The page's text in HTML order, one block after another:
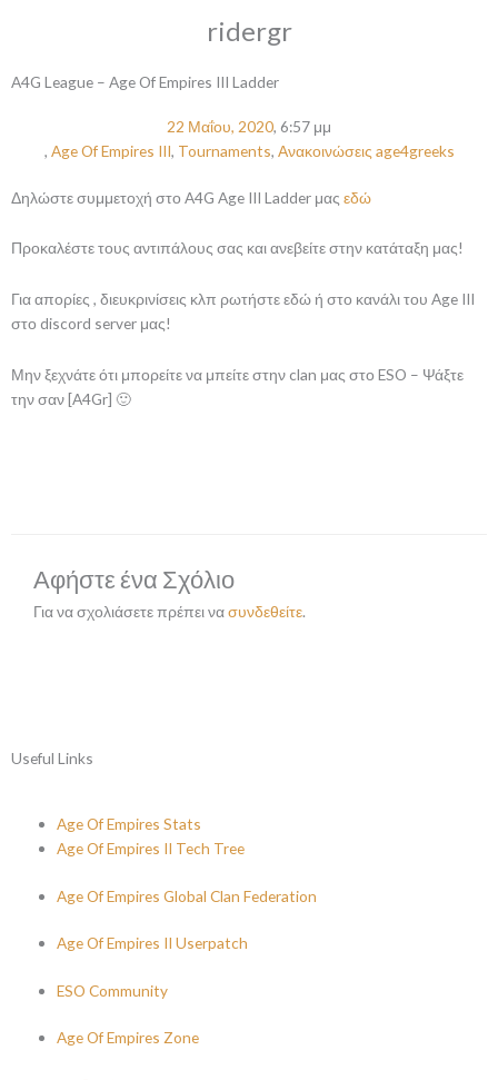
ridergr
A4G League – Age Of Empires III Ladder
22 Μαΐου, 2020, 6:57 μμ
, Age Of Empires III, Tournaments, Ανακοινώσεις age4greeks
Δηλώστε συμμετοχή στο A4G Age III Ladder μας εδώ
Προκαλέστε τους αντιπάλους σας και ανεβείτε στην κατάταξη μας!
Για απορίες , διευκρινίσεις κλπ ρωτήστε εδώ ή στο κανάλι του Age III
στο discord server μας!
Μην ξεχνάτε ότι μπορείτε να μπείτε στην clan μας στο ESO – Ψάξτε
την σαν [A4Gr] 🙂
Αφήστε ένα Σχόλιο
Για να σχολιάσετε πρέπει νασυνδεθείτε.
Useful Links
Age Of Empires Stats
Age Of Empires II Tech Tree
Age Of Empires Global Clan Federation
Age Of Empires II Userpatch
ESO Community
Age Of Empires Zone